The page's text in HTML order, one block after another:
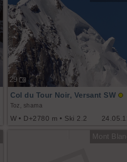
29
Col du Tour Noir, Versant SW
Toz, shama
W • D+2780 m • Ski 2.2
Mont